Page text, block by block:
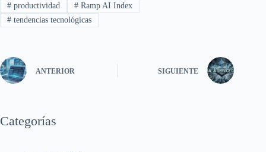
#productividad #Ramp AI Index
#tendencias tecnológicas
ANTERIOR SIGUIENTE
Categorías